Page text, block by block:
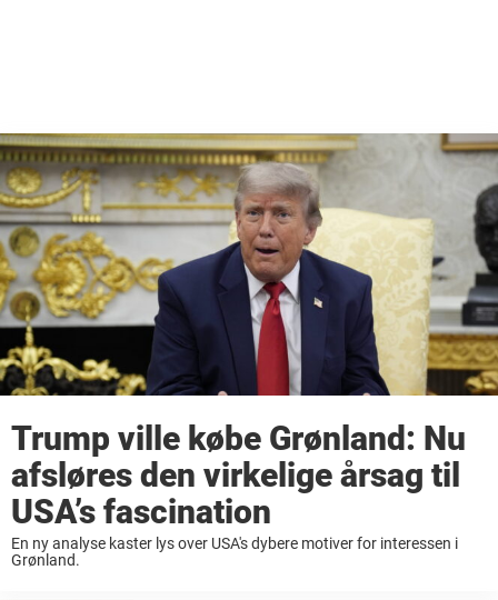
Trump ville købe Grønland: Nu
afsløres den virkelige årsag til
USA’s fascination
En ny analyse kaster lys over USA's dybere motiver for interessen i
Grønland.